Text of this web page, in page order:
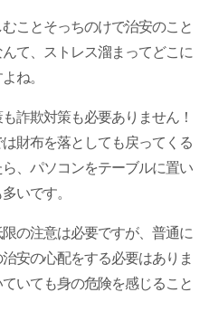
ことそっちのけで治安のこと
て、ストレス溜まってどこに
ね。
詐欺対策も必要ありません！
財布を落としても戻ってくる
、パソコンをテーブルに置い
いです。
の注意は必要ですが、普通に
安の心配をする必要はありま
いても身の危険を感じること